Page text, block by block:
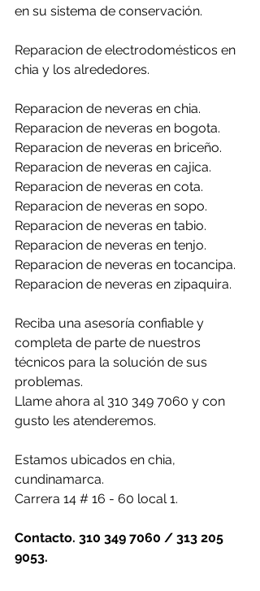
en su sistema de conservación.
Reparacion de electrodomésticos en
chia y los alrededores.
Reparacion de neveras en chia.
Reparacion de neveras en bogota.
Reparacion de neveras en briceño.
Reparacion de neveras en cajica.
Reparacion de neveras en cota.
Reparacion de neveras en sopo.
Reparacion de neveras en tabio.
Reparacion de neveras en tenjo.
Reparacion de neveras en tocancipa.
Reparacion de neveras en zipaquira.
Reciba una asesoría confiable y
completa de parte de nuestros
técnicos para la solución de sus
problemas.
Llame ahora al 310 349 7060 y con
gusto les atenderemos.
Estamos ubicados en chia,
cundinamarca.
Carrera 14 # 16 - 60 local 1.
Contacto. 310 349 7060 / 313 205
9053.